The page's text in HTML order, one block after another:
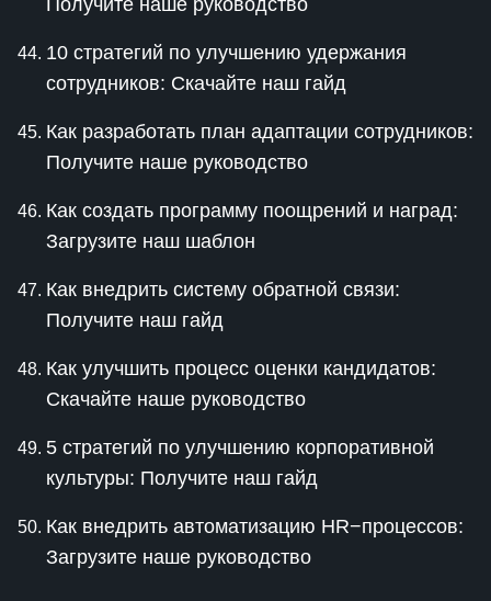
Получите наше руководство
10 стратегий по улучшению удержания
сотрудников: Скачайте наш гайд
Как разработать план адаптации сотрудников:
Получите наше руководство
Как создать программу поощрений и наград:
Загрузите наш шаблон
Как внедрить систему обратной связи:
Получите наш гайд
Как улучшить процесс оценки кандидатов:
Скачайте наше руководство
5 стратегий по улучшению корпоративной
культуры: Получите наш гайд
Как внедрить автоматизацию HR−процессов:
Загрузите наше руководство